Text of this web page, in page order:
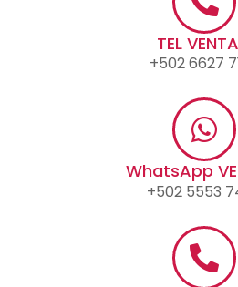
TEL
+502 6627
WhatsApp
+502 5553